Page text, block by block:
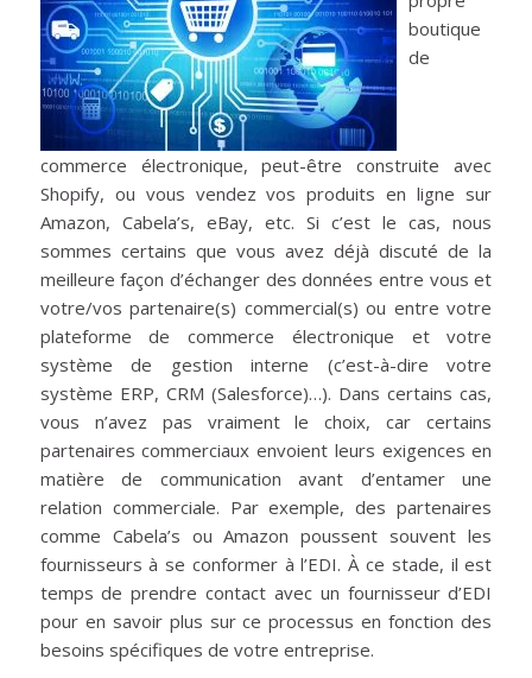
boutique
de
commerce électronique, peut-être construite avec
Shopify, ou vous vendez vos produits en ligne sur
Amazon, Cabela’s, eBay, etc. Si c’est le cas, nous
sommes certains que vous avez déjà discuté de la
meilleure façon d’échanger des données entre vous et
votre/vos partenaire(s) commercial(s) ou entre votre
plateforme de commerce électronique et votre
système de gestion interne (c’est-à-dire votre
système ERP, CRM (Salesforce)…). Dans certains cas,
vous n’avez pas vraiment le choix, car certains
partenaires commerciaux envoient leurs exigences en
matière de communication avant d’entamer une
relation commerciale. Par exemple, des partenaires
comme Cabela’s ou Amazon poussent souvent les
fournisseurs à se conformer à l’EDI. À ce stade, il est
temps de prendre contact avec un fournisseur d’EDI
pour en savoir plus sur ce processus en fonction des
besoins spécifiques de votre entreprise.